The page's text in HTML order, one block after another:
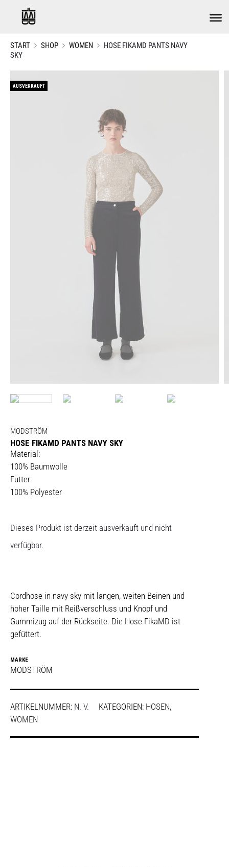
START SHOP WOMEN
HOSE FIKAMD PANTS NAVY
SKY
AUSVERKAUFT
MODSTRÖM
HOSE FIKAMD PANTS NAVY SKY
Material:
100% Baumwolle
​​​​​​​Futter:
100% Polyester
Dieses Produkt ist derzeit ausverkauft und nicht
verfügbar.
Cordhose in navy sky mit langen, weiten Beinen und
hoher Taille mit Reißverschluss und Knopf und
Gummizug auf der Rückseite. Die Hose FikaMD ist
gefüttert.
MARKE
MODSTRÖM
ARTIKELNUMMER: N. V. KATEGORIEN: HOSEN,
WOMEN